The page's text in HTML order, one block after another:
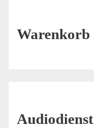
Warenkorb
Audiodienst